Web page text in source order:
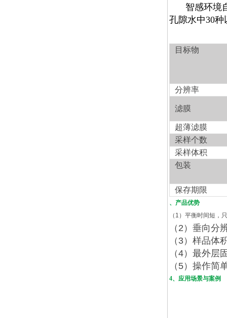
智感环境
孔隙水中30种
目标物
分辨率
滤膜
超薄滤膜
采样个数
采样体积
包装
保存期限
、产品优势
（ 1 ）平衡时间短，
（ 2 ）垂向分
（ 3）样品体
（4）最外层
（ 5）操作简
4、应用场景与案例